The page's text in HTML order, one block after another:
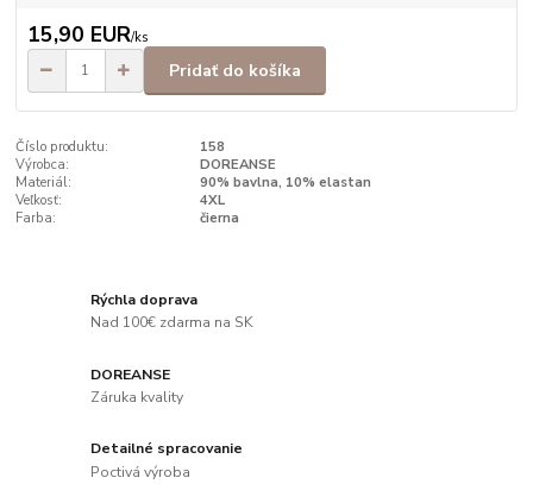
15,90 EUR/ks
Pridať do košíka
Číslo produktu:
158
Výrobca:
DOREANSE
Materiál:
90% bavlna, 10% elastan
Veľkosť:
4XL
Farba:
čierna
Rýchla doprava
Nad 100€ zdarma na SK
DOREANSE
Záruka kvality
Detailné spracovanie
Poctivá výroba